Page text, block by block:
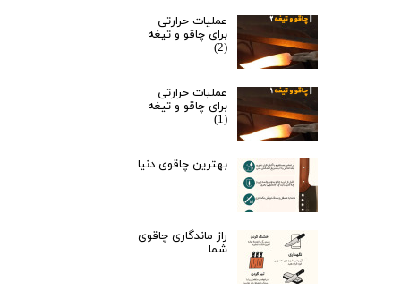
عملیات حرارتی
برای چاقو و تیغه
(2)
عملیات حرارتی
برای چاقو و تیغه
(1)
بهترین چاقوی دنیا
راز ماندگاری چاقوی
شما